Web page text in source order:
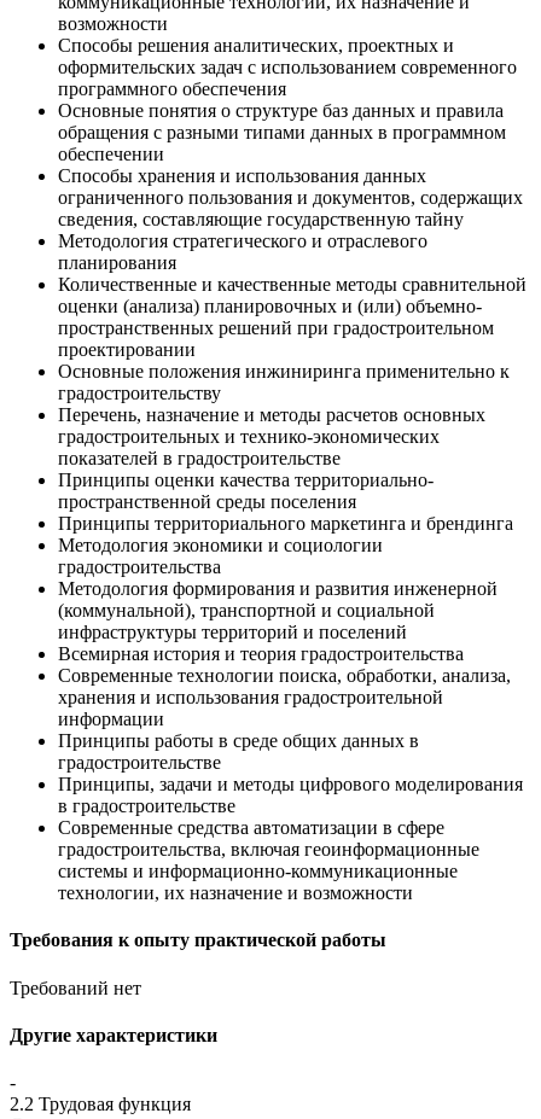
возможности
Способы решения аналитических, проектных и
оформительских задач с использованием современного
программного обеспечения
Основные понятия о структуре баз данных и правила
обращения с разными типами данных в программном
обеспечении
Способы хранения и использования данных
ограниченного пользования и документов, содержащих
сведения, составляющие государственную тайну
Методология стратегического и отраслевого
планирования
Количественные и качественные методы сравнительной
оценки (анализа) планировочных и (или) объемно-
пространственных решений при градостроительном
проектировании
Основные положения инжиниринга применительно к
градостроительству
Перечень, назначение и методы расчетов основных
градостроительных и технико-экономических
показателей в градостроительстве
Принципы оценки качества территориально-
пространственной среды поселения
Принципы территориального маркетинга и брендинга
Методология экономики и социологии
градостроительства
Методология формирования и развития инженерной
(коммунальной), транспортной и социальной
инфраструктуры территорий и поселений
Всемирная история и теория градостроительства
Современные технологии поиска, обработки, анализа,
хранения и использования градостроительной
информации
Принципы работы в среде общих данных в
градостроительстве
Принципы, задачи и методы цифрового моделирования
в градостроительстве
Современные средства автоматизации в сфере
градостроительства, включая геоинформационные
системы и информационно-коммуникационные
технологии, их назначение и возможности
Требования к опыту практической работы
Требований нет
Другие характеристики
-
2.2 Трудовая функция